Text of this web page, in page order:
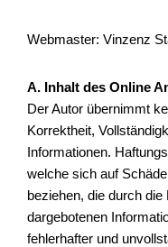
Webmaster: Vinzenz
A. Inhalt des Online
Der Autor übernimmt
Korrektheit,
Informationen.
welche sich auf
beziehen, die durch
dargebotenen
fehlerhafter und